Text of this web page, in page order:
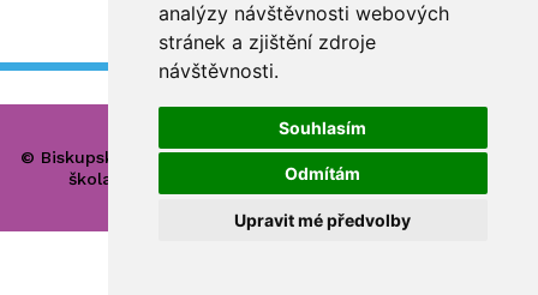
analýzy návštěvnosti webových
stránek a zjištění zdroje
návštěvnosti.
Souhlasím
Odmítám
Upravit mé předvolby
© Biskupské gymnázium, církevní základní škola, mateřská
škola a základní umělecká škola Hradec Králové